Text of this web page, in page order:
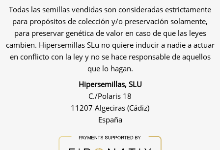
Todas las semillas vendidas son consideradas estrictamente
para propósitos de colección y/o preservación solamente,
para preservar genética de valor en caso de que las leyes
cambien. Hipersemillas SLu no quiere inducir a nadie a actuar
en conflicto con la ley y no se hace responsable de aquellos
que lo hagan.
Hipersemillas, SLU
C./Polaris 18
11207 Algeciras (Cádiz)
España